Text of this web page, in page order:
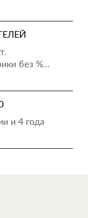
без %…
и 4 года